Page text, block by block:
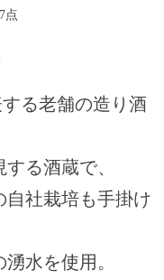
点
る老舗の造り酒
る酒蔵で、
自社栽培も手掛け
水を使用。